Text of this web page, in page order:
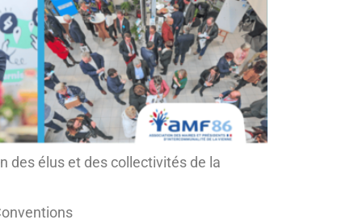
des élus et des collectivités de la